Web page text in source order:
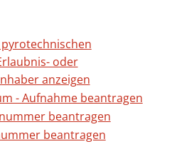
oder
anzeigen
- Aufnahme beantragen
beantragen
beantragen